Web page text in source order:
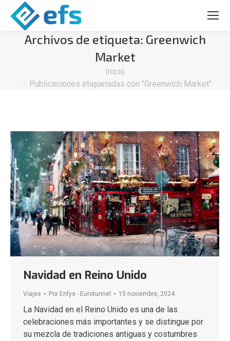
Archivos de etiqueta: Greenwich
Market
Inicio
Publicaciones etiquetadas con "Greenwich Market"
Navidad en Reino Unido
Viajes Por Enfys - Eurotunnel 15 noviembre, 2024
La Navidad en el Reino Unido es una de las
celebraciones más importantes y se distingue por
su mezcla de tradiciones antiguas y costumbres